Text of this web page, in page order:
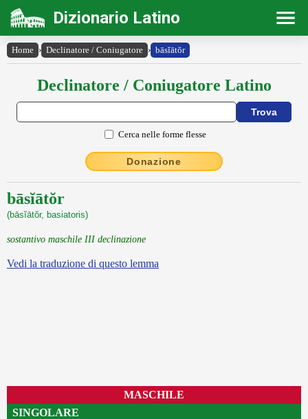
Dizionario Latino
Home › Declinatore / Coniugatore › bāsĭātŏr
Declinatore / Coniugatore Latino
Cerca nelle forme flesse
Donazione
bāsĭātŏr
(bāsĭātŏr, basiatoris)
sostantivo maschile III declinazione
Vedi la traduzione di questo lemma
MASCHILE
SINGOLARE